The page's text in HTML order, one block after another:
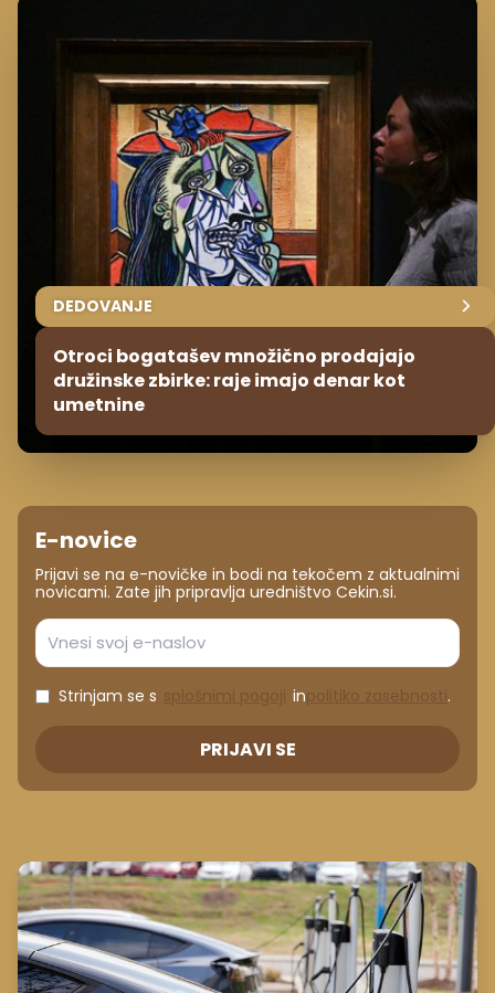
DEDOVANJE
Otroci bogatašev množično prodajajo
družinske zbirke: raje imajo denar kot
umetnine
E-novice
Prijavi se na e-novičke in bodi na tekočem z aktualnimi
novicami. Zate jih pripravlja uredništvo Cekin.si.
Strinjam se s in .
PRIJAVI SE